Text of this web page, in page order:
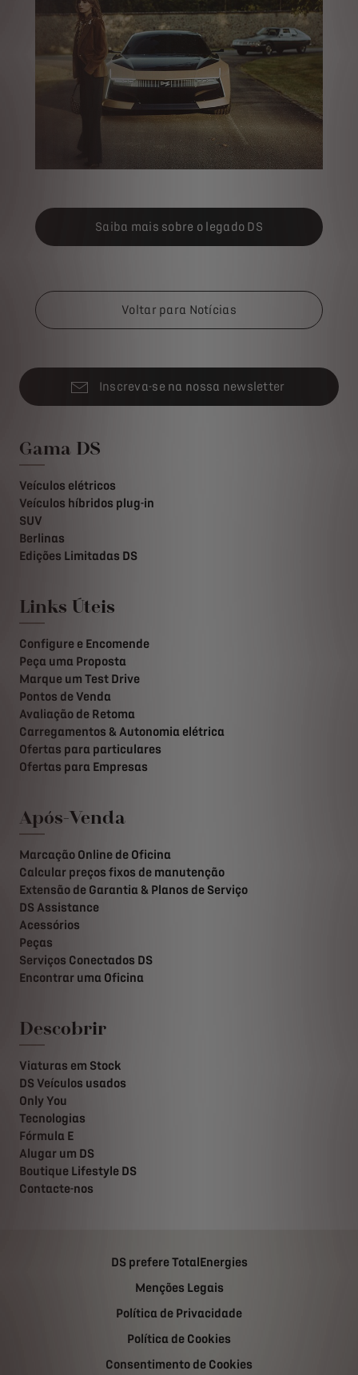
Saiba mais sobre o legado DS
Voltar para Notícias
Inscreva-se na nossa newsletter
Gama DS
Veículos elétricos
Veículos híbridos plug-in
SUV
Berlinas
Edições Limitadas DS
Links Úteis
Configure e Encomende
Peça uma Proposta
Marque um Test Drive
Pontos de Venda
Avaliação de Retoma
Carregamentos & Autonomia elétrica
Ofertas para particulares
Ofertas para Empresas
Após-Venda
Marcação Online de Oficina
Calcular preços fixos de manutenção
Extensão de Garantia & Planos de Serviço
DS Assistance
Acessórios
Peças
Serviços Conectados DS
Encontrar uma Oficina
Descobrir
Viaturas em Stock
DS Veículos usados
Only You
Tecnologias
Fórmula E
Alugar um DS
Boutique Lifestyle DS
Contacte-nos
DS prefere TotalEnergies
Menções Legais
Política de Privacidade
Política de Cookies
Consentimento de Cookies